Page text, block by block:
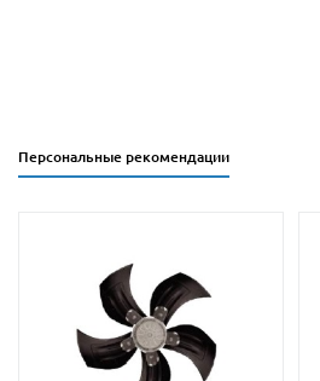
Персональные рекомендации